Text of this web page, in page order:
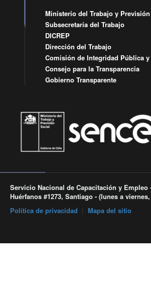
Ministerio del Trabajo y
Subsecretaría del Trabajo
DICREP
Dirección del Trabajo
Comisión de Integridad Pública y
Consejo para la Transparencia
Gobierno Transparente
Servicio Nacional de Capacitación y Empleo
Huérfanos #1273, Santiago - (lunes a
Política de privacidad
Mapa del sitio